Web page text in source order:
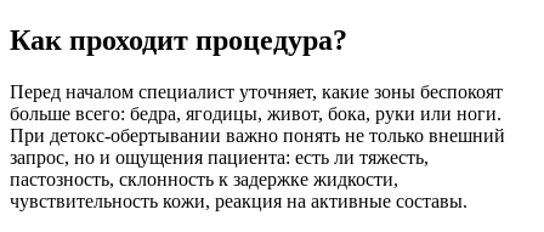
Как проходит процедура?
Перед началом специалист уточняет, какие зоны беспокоят
больше всего: бедра, ягодицы, живот, бока, руки или ноги.
При детокс-обертывании важно понять не только внешний
запрос, но и ощущения пациента: есть ли тяжесть,
пастозность, склонность к задержке жидкости,
чувствительность кожи, реакция на активные составы.